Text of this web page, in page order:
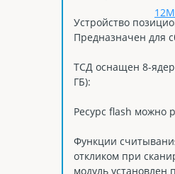
Устройство
Предназначен для
ТСД оснащен 8-
ГБ):
Ресурс flash можно
Функции
откликом при
модуль установлен